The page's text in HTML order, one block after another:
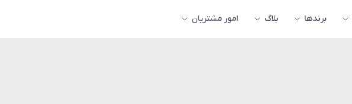
برندها بلاگ امور مشتریان